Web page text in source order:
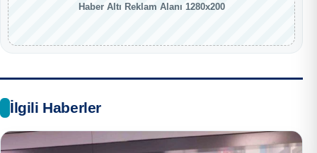
Haber Altı Reklam Alanı 1280x200
İlgili Haberler